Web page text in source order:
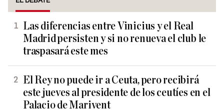
Las diferencias entre Vinicius y el Real
Madrid persisten y si no renueva el club le
traspasará este mes
El Rey no puede ir a Ceuta, pero recibirá
este jueves al presidente de los ceutíes en el
Palacio de Marivent